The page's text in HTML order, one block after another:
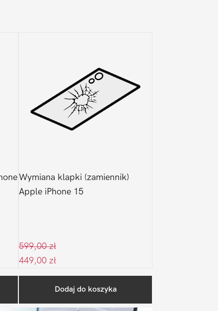
Wymiana klapki (zamiennik)
Apple iPhone 15
599,00zł
449,00 zł
Dodaj do koszyka